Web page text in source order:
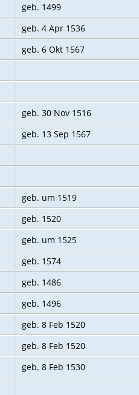
geb. 1499
geb. 4 Apr 1536
geb. 6 Okt 1567
geb. 30 Nov 1516
geb. 13 Sep 1567
geb. um 1519
geb. 1520
geb. um 1525
geb. 1574
geb. 1486
geb. 1496
geb. 8 Feb 1520
geb. 8 Feb 1520
geb. 8 Feb 1530